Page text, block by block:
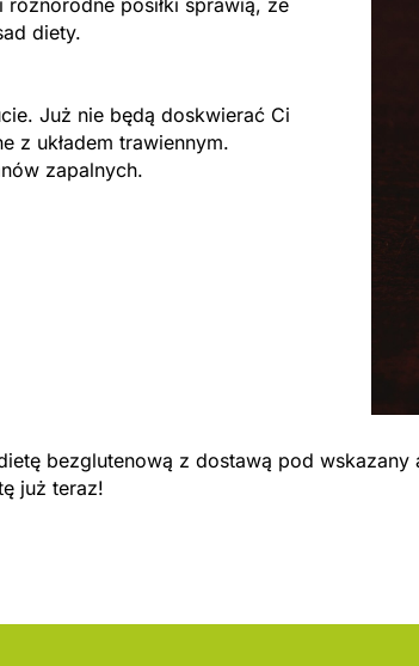
posiłki sprawią, że
diety.
Już nie będą doskwierać Ci
z układem trawiennym.
zapalnych.
bezglutenową z dostawą pod
już teraz!